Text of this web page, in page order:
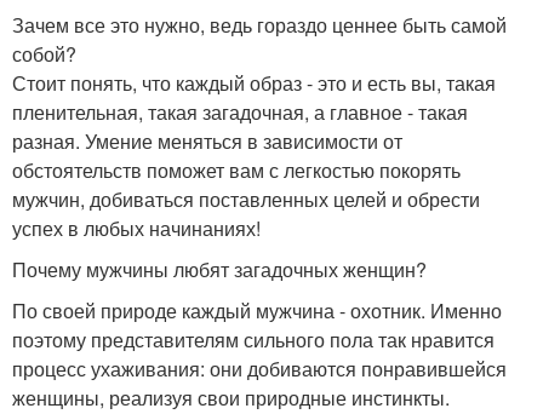
Зачем все это нужно, ведь гораздо ценнее быть самой
собой?
Стоит понять, что каждый образ - это и есть вы, такая
пленительная, такая загадочная, а главное - такая
разная. Умение меняться в зависимости от
обстоятельств поможет вам с легкостью покорять
мужчин, добиваться поставленных целей и обрести
успех в любых начинаниях!
Почему мужчины любят загадочных женщин?
По своей природе каждый мужчина - охотник. Именно
поэтому представителям сильного пола так нравится
процесс ухаживания: они добиваются понравившейся
женщины, реализуя свои природные инстинкты.